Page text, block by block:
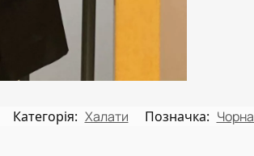
Категорія: Халати Позначка: